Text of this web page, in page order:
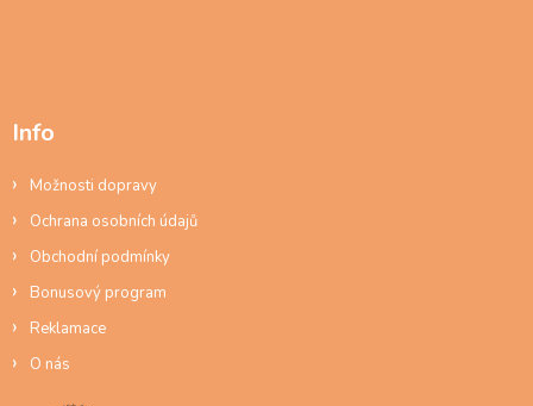
Info
Možnosti dopravy
Ochrana osobních údajů
Obchodní podmínky
Bonusový program
Reklamace
O nás